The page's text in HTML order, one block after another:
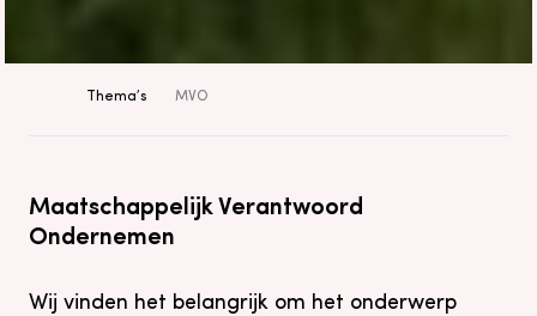
Thema’s MVO
Maatschappelijk Verantwoord
Ondernemen
Wij vinden het belangrijk om het onderwerp